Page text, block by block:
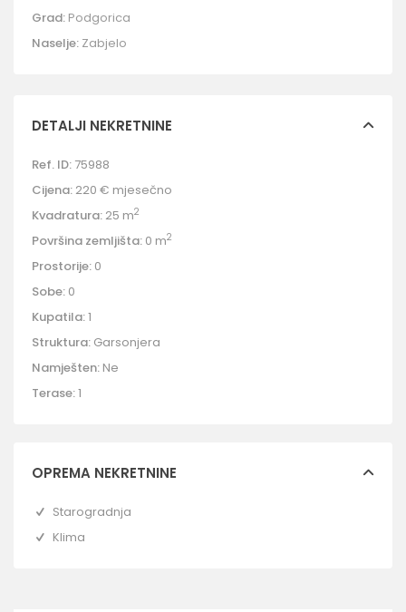
Grad: Podgorica
Naselje: Zabjelo
DETALJI NEKRETNINE
Ref. ID: 75988
Cijena: 220 € mjesečno
Kvadratura: 25 m2
Površina zemljišta: 0 m2
Prostorije: 0
Sobe: 0
Kupatila:1
Struktura: Garsonjera
Namješten: Ne
Terase:1
OPREMA NEKRETNINE
Starogradnja
Klima